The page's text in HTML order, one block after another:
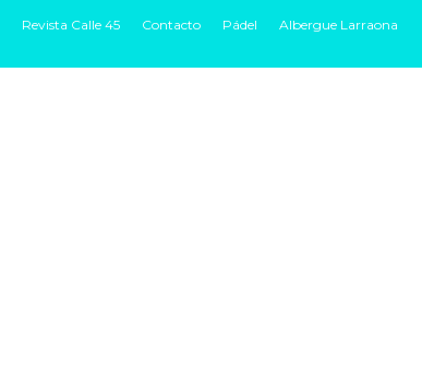
Revista Calle 45 Contacto Pádel Albergue Larraona